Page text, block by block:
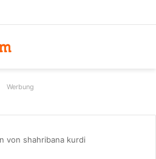
Werbung
von shahribana kurdi